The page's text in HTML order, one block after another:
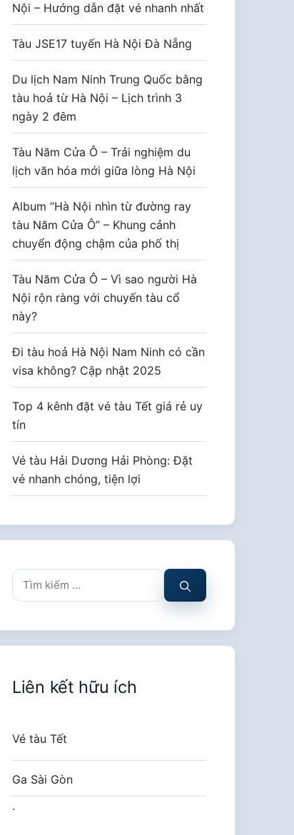
Nội – Hướng dẫn đặt vé nhanh nhất
Tàu JSE17 tuyến Hà Nội Đà Nẵng
Du lịch Nam Ninh Trung Quốc bằng
tàu hoả từ Hà Nội – Lịch trình 3
ngày 2 đêm
Tàu Năm Cửa Ô – Trải nghiệm du
lịch văn hóa mới giữa lòng Hà Nội
Album “Hà Nội nhìn từ đường ray
tàu Năm Cửa Ô” – Khung cảnh
chuyển động chậm của phố thị
Tàu Năm Cửa Ô – Vì sao người Hà
Nội rộn ràng với chuyến tàu cổ
này?
Đi tàu hoả Hà Nội Nam Ninh có cần
visa không? Cập nhật 2025
Top 4 kênh đặt vé tàu Tết giá rẻ uy
tín
Vé tàu Hải Dương Hải Phòng: Đặt
vé nhanh chóng, tiện lợi
Tìm
kiếm
Liên kết hữu ích
Vé tàu Tết
Ga Sài Gòn
.